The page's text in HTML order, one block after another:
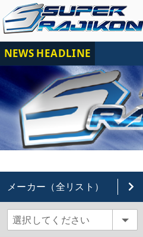
NEWS HEADLINE
メーカー（全リスト）